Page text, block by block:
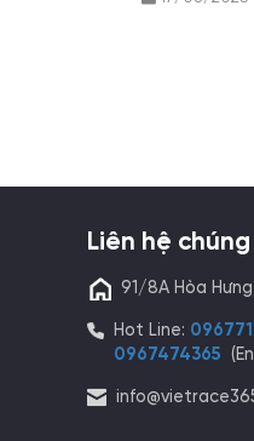
Liên hệ
91/8A Hòa
Hot Line:
0967474365